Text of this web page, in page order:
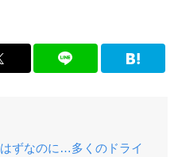
ずなのに…多くのドライ